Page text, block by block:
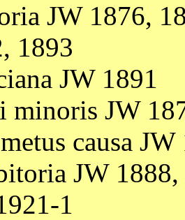
JW 1876,
1893
JW 1891
minoris JW
causa JW
JW
1